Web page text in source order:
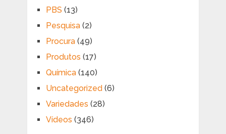
PBS (13)
Pesquisa(2)
Procura(49)
Produtos (17)
Química(140)
Uncategorized (6)
Variedades (28)
Vídeos (346)